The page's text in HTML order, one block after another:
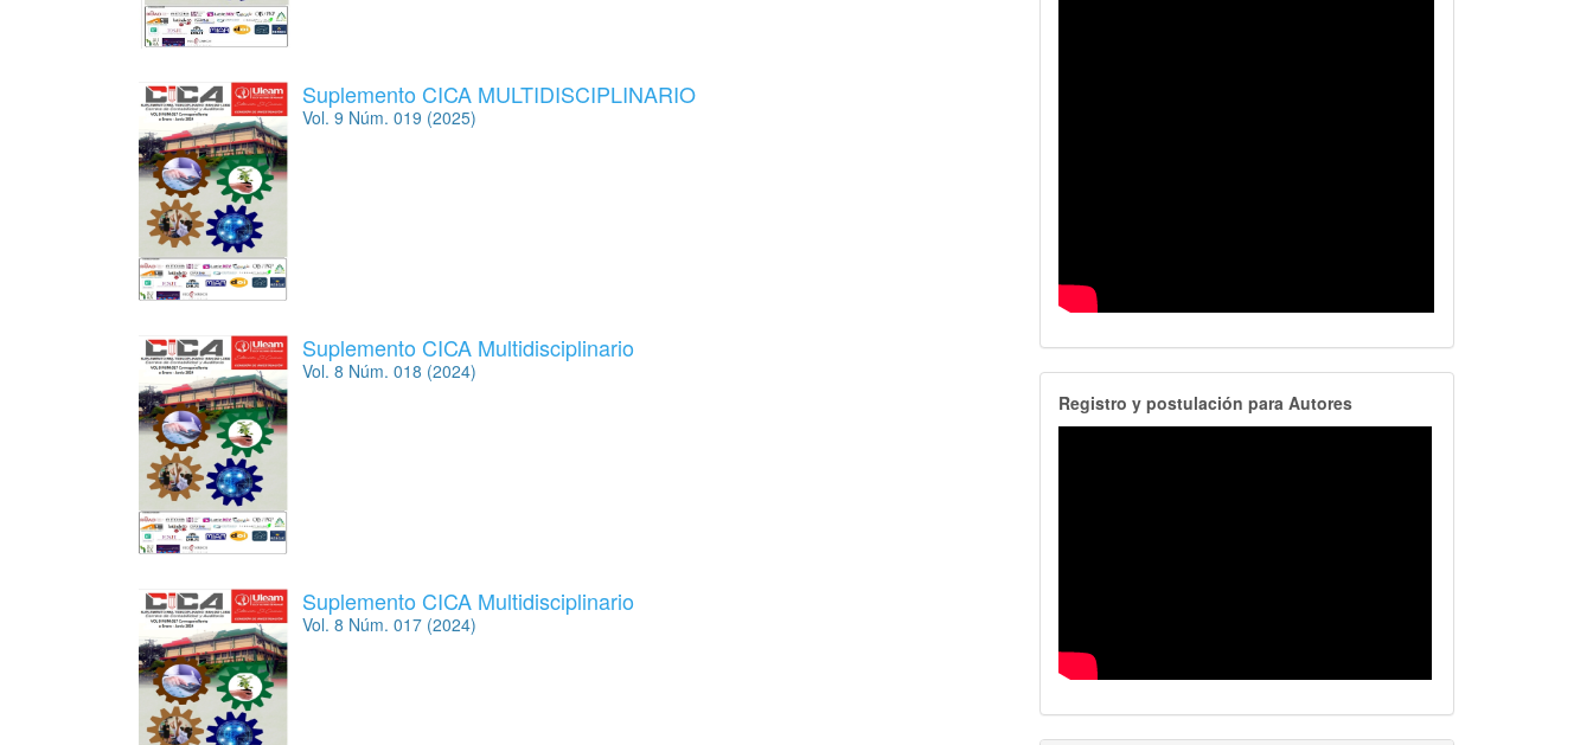
Disponibilidad de datos
Suplemento CICA MULTIDISCIPLINARIO
Vol. 9 Núm. 019 (2025)
Suplemento CICA Multidisciplinario
Vol. 8 Núm. 018 (2024)
Suplemento CICA Multidisciplinario
Vol. 8 Núm. 017 (2024)
RegistroAutores
Registro y postulación para Autores